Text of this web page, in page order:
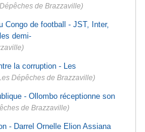
de Brazzaville)
Congo de football - JST, Inter,
demi-
la corruption - Les
Dépêches de Brazzaville)
- Ollombo réceptionne son
de Brazzaville)
- Darrel Ornelle Elion Assiana